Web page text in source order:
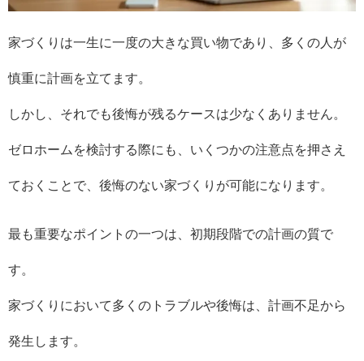
家づくりは一生に一度の大きな買い物であり、多くの人が
慎重に計画を立てます。
しかし、それでも後悔が残るケースは少なくありません。
ゼロホームを検討する際にも、いくつかの注意点を押さえ
ておくことで、後悔のない家づくりが可能になります。
最も重要なポイントの一つは、初期段階での計画の質で
す。
家づくりにおいて多くのトラブルや後悔は、計画不足から
発生します。